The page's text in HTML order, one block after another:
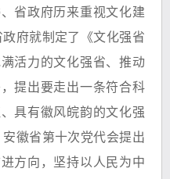
省政府历来重视文化建
府就制定了《文化强省
活力的文化强省、推动
提出要走出一条符合科
具有徽风皖韵的文化强
徽省第十次党代会提出
方向，坚持以人民为中